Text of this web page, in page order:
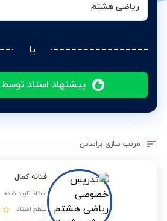
ریاضی هشتم
یا
پیشنهاد استاد توسط
مرتب سازی براساس
فتانه کمال
استاد تایید شده
سطح استاد: